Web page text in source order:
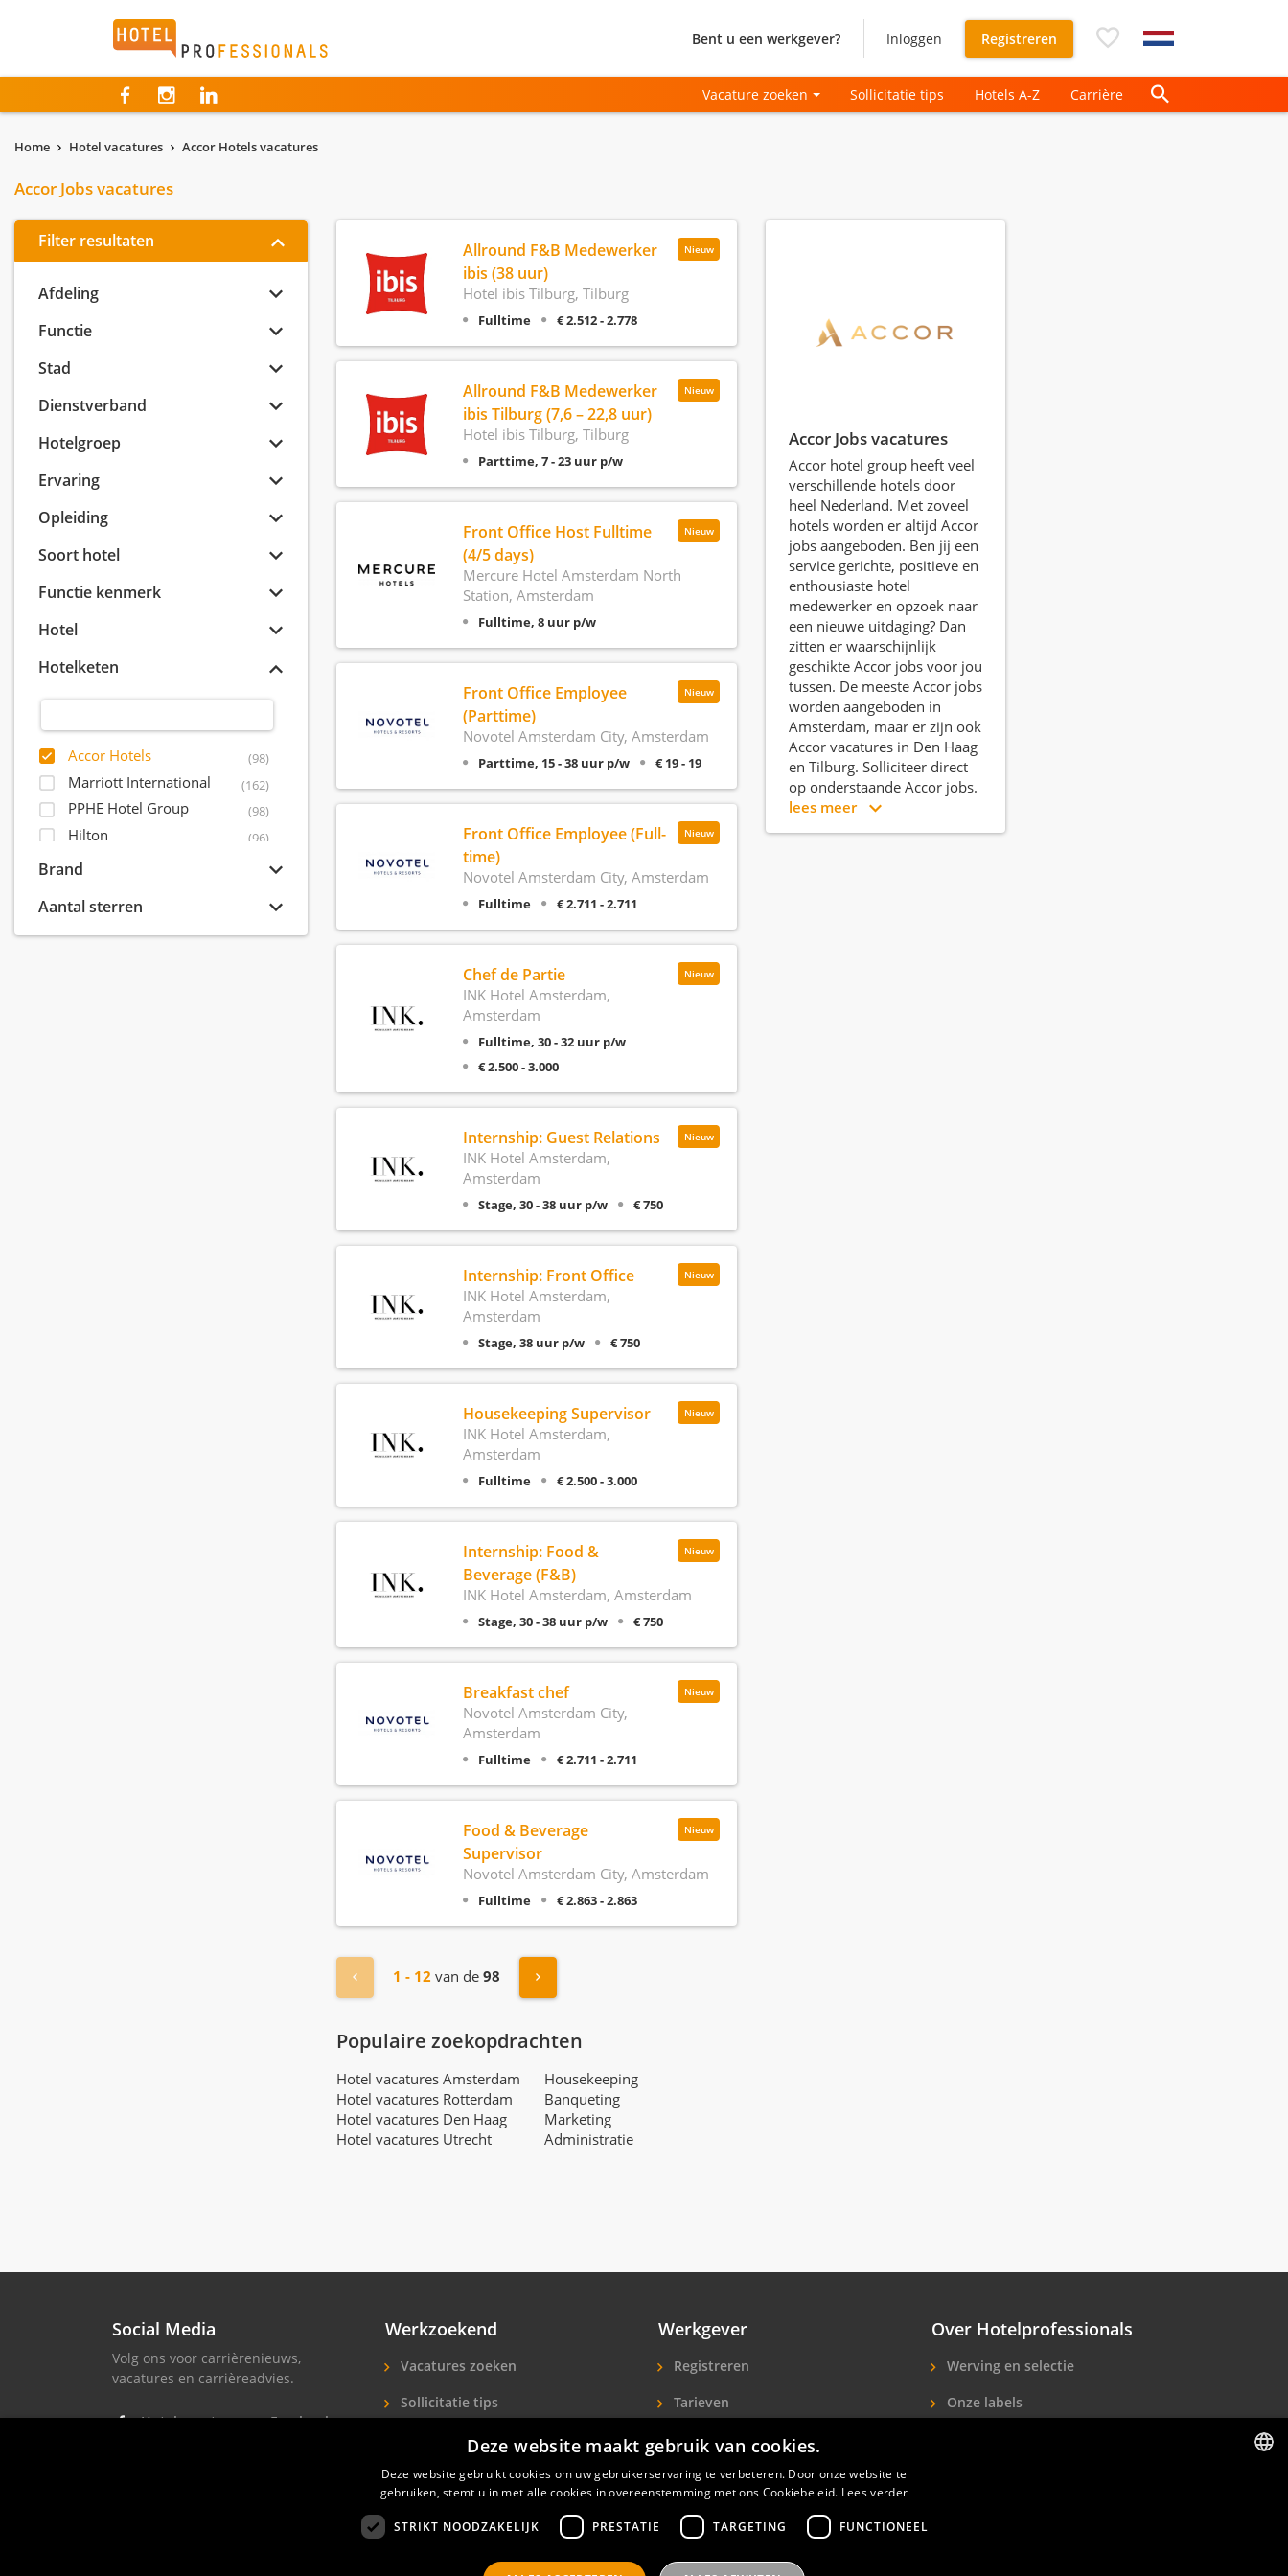
Hotelprofessionals Bent u een werkgever? Inloggen Registreren
Vacature zoeken Sollicitatie tips Hotels A-Z Carrière
Home Hotel vacatures Accor Hotels vacatures
Accor Jobs vacatures
Filter resultaten
Afdeling
Functie
Stad
Dienstverband
Hotelgroep
Ervaring
Opleiding
Soort hotel
Functie kenmerk
Hotel
Hotelketen
Accor Hotels (98)
Marriott International (162)
PPHE Hotel Group (98)
Hilton (96)
Minor Hotels
Fattal Hotel Group
H World International (28)
Brand
Aantal sterren
Nieuw
Allround F&B Medewerker
ibis (38 uur)
Hotel ibis Tilburg, Tilburg
Fulltime € 2.512 - 2.778
Nieuw
Allround F&B Medewerker
ibis Tilburg (7,6 – 22,8 uur)
Hotel ibis Tilburg, Tilburg
Parttime, 7 - 23 uur p/w
Nieuw
Front Office Host Fulltime
(4/5 days)
Mercure Hotel Amsterdam North
Station, Amsterdam
Fulltime, 8 uur p/w
Nieuw
Front Office Employee
(Parttime)
Novotel Amsterdam City, Amsterdam
Parttime, 15 - 38 uur p/w € 19 - 19
Nieuw
Front Office Employee (Full-
time)
Novotel Amsterdam City, Amsterdam
Fulltime € 2.711 - 2.711
Nieuw
Chef de Partie
INK Hotel Amsterdam,
Amsterdam
Fulltime, 30 - 32 uur p/w
€ 2.500 - 3.000
Nieuw
Internship: Guest Relations
INK Hotel Amsterdam,
Amsterdam
Stage, 30 - 38 uur p/w € 750
Nieuw
Internship: Front Office
INK Hotel Amsterdam,
Amsterdam
Stage, 38 uur p/w € 750
Nieuw
Housekeeping Supervisor
INK Hotel Amsterdam,
Amsterdam
Fulltime € 2.500 - 3.000
Nieuw
Internship: Food &
Beverage (F&B)
INK Hotel Amsterdam, Amsterdam
Stage, 30 - 38 uur p/w € 750
Nieuw
Breakfast chef
Novotel Amsterdam City,
Amsterdam
Fulltime € 2.711 - 2.711
Nieuw
Food & Beverage
Supervisor
Novotel Amsterdam City, Amsterdam
Fulltime € 2.863 - 2.863
« Vorige1 - 12 van de 98 Volgende »
Populaire zoekopdrachten
Hotel vacatures Amsterdam
Hotel vacatures Rotterdam
Hotel vacatures Den Haag
Hotel vacatures Utrecht
Housekeeping
Banqueting
Marketing
Administratie
Accor Jobs vacatures
Accor hotel group heeft veel
verschillende hotels door
heel Nederland. Met zoveel
hotels worden er altijd Accor
jobs aangeboden. Ben jij een
service gerichte, positieve en
enthousiaste hotel
medewerker en opzoek naar
een nieuwe uitdaging? Dan
zitten er waarschijnlijk
geschikte Accor jobs voor jou
tussen. De meeste Accor jobs
worden aangeboden in
Amsterdam, maar er zijn ook
Accor vacatures in Den Haag
en Tilburg. Solliciteer direct
op onderstaande Accor jobs.
lees meer
Social Media
Volg ons voor carrièrenieuws,
vacatures en carrièreadvies.
Hotel vacatures op Facebook
Werkzoekend
Vacatures zoeken
Sollicitatie tips
Hotels A-Z
Sollicitanten
Werkgever
Registreren
Tarieven
Extra aandacht
Hotelpersoneel zoeken
Over Hotelprofessionals
Werving en selectie
Onze labels
Deze website maakt gebruik van cookies.
Deze website gebruikt cookies om uw gebruikerservaring te verbeteren. Door onze website te
gebruiken, stemt u in met alle cookies in overeenstemming met ons Cookiebeleid. Lees verder
STRIKT NOODZAKELIJK PRESTATIE TARGETING FUNCTIONEEL